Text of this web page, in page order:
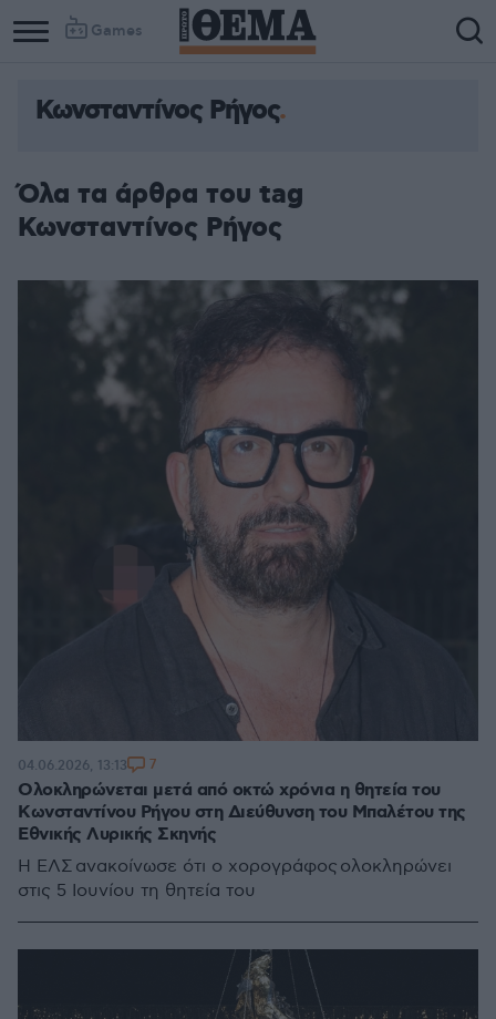
Games
Κωνσταντίνος Ρήγος
Όλα τα άρθρα του tag
Κωνσταντίνος Ρήγος
Ολοκληρώνεται μετά από οκτώ χρόνια η θητεία του
Κωνσταντίνου Ρήγου στη Διεύθυνση του Μπαλέτου της
Εθνικής Λυρικής Σκηνής
Η ΕΛΣ ανακοίνωσε ότι ο χορογράφος ολοκληρώνει
στις 5 Ιουνίου τη θητεία του
04.06.2026, 13:13 7